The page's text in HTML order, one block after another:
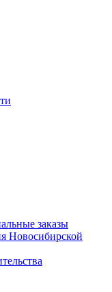
заказы
Новосибирской